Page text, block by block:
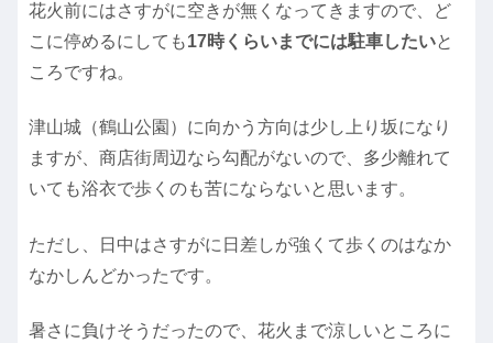
花火前にはさすがに空きが無くなってきますので、ど
こに停めるにしても17時くらいまでには駐車したいと
ころですね。
津山城（鶴山公園）に向かう方向は少し上り坂になり
ますが、商店街周辺なら勾配がないので、多少離れて
いても浴衣で歩くのも苦にならないと思います。
ただし、日中はさすがに日差しが強くて歩くのはなか
なかしんどかったです。
暑さに負けそうだったので、花火まで涼しいところに